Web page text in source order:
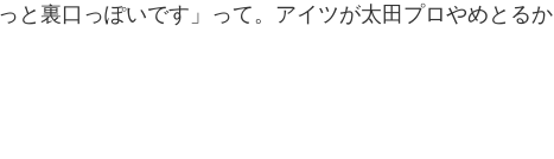
と裏口っぽいです」って。アイツが太田プロやめとるか